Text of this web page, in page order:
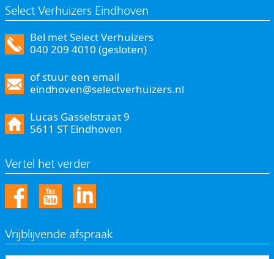
Select Verhuizers Eindhoven
Bel met Select Verhuizers
040 209 4010 (gesloten)
of stuur een email
eindhoven@selectverhuizers.nl
Lucas Gasselstraat 9
5611 ST Eindhoven
Vertel het verder
Vrijblijvende afspraak